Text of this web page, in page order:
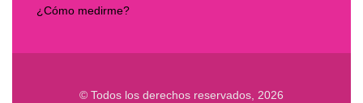
¿Cómo medirme?
© Todos los derechos reservados, 2026